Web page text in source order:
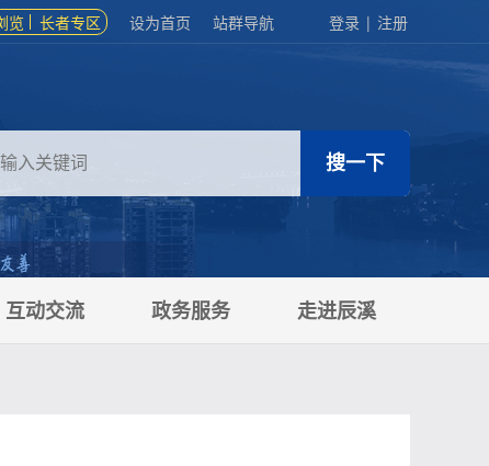
览 长者专区 设为首页 站群导航 登录 | 注册
互动交流 政务服务 走进辰溪